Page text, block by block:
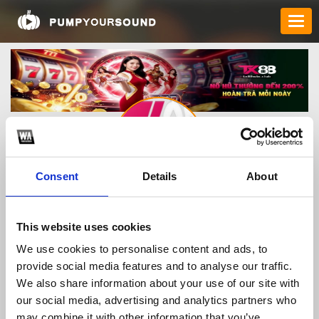
Consent Details About
This website uses cookies
We use cookies to personalise content and ads, to
provide social media features and to analyse our traffic.
We also share information about your use of our site with
our social media, advertising and analytics partners who
TOP FANGATES
LATEST FANGATES